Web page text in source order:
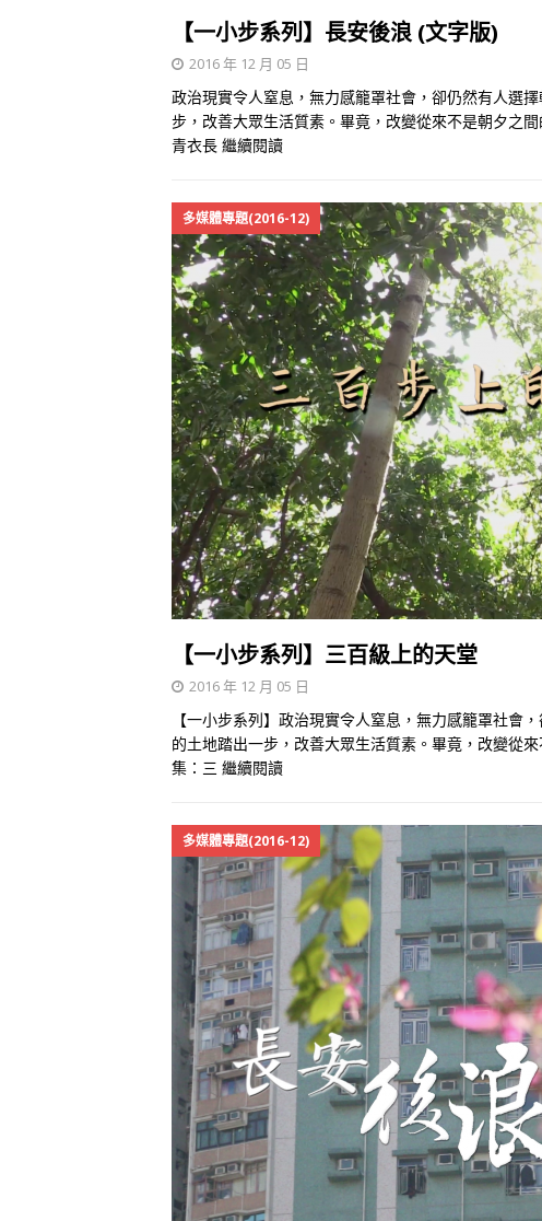
【一小步系列】長安後浪 (文字版)
2016 年 12 月 05 日
政治現實令人窒息，無力感籠罩社會，卻仍然有人選
步，改善大眾生活質素。畢竟，改變從來不是朝夕之
青衣長 繼續閱讀
多媒體專題(2016-12)
【一小步系列】三百級上的天堂
2016 年 12 月 05 日
【一小步系列】政治現實令人窒息，無力感籠罩社會
的土地踏出一步，改善大眾生活質素。畢竟，改變從
集：三 繼續閱讀
多媒體專題(2016-12)